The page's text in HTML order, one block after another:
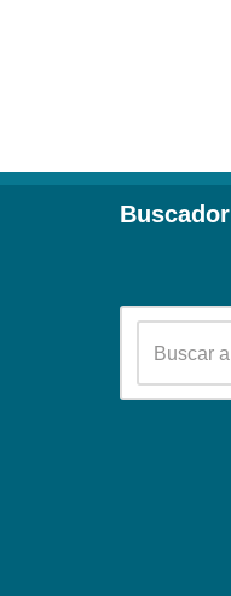
Buscador